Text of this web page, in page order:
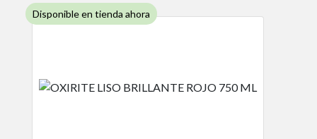
Disponible en tienda ahora